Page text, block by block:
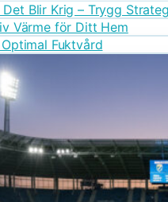
Det Blir Krig – Trygg
Värme för Ditt Hem
Fuktvård